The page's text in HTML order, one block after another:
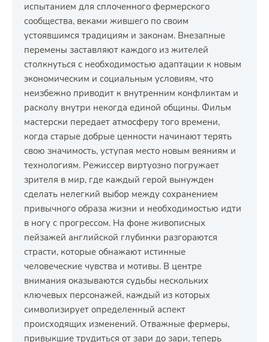
испытанием для сплоченного фермерского
сообщества, веками жившего по своим
устоявшимся традициям и законам. Внезапные
перемены заставляют каждого из жителей
столкнуться с необходимостью адаптации к новым
экономическим и социальным условиям, что
неизбежно приводит к внутренним конфликтам и
расколу внутри некогда единой общины. Фильм
мастерски передает атмосферу того времени,
когда старые добрые ценности начинают терять
свою значимость, уступая место новым веяниям и
технологиям. Режиссер виртуозно погружает
зрителя в мир, где каждый герой вынужден
сделать нелегкий выбор между сохранением
привычного образа жизни и необходимостью идти
в ногу с прогрессом. На фоне живописных
пейзажей английской глубинки разгораются
страсти, которые обнажают истинные
человеческие чувства и мотивы. В центре
внимания оказываются судьбы нескольких
ключевых персонажей, каждый из которых
символизирует определенный аспект
происходящих изменений. Отважные фермеры,
привыкшие трудиться от зари до зари, теперь